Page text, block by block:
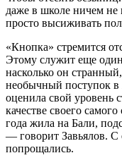
даже в школе ничем не
просто высиживать
«Кнопка» стремится
Этому служит еще один
насколько он
необычный поступок
оценила свой уровень
качестве своего
года жила на Бали,
— говорит Завьялов. С
попрощались.